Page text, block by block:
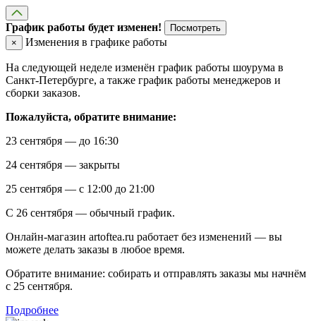
График работы будет изменен!
Посмотреть
×
Изменения в графике работы
На следующей неделе изменён график работы шоурума в
Санкт-Петербурге, а также график работы менеджеров и
сборки заказов.
Пожалуйста, обратите внимание:
23 сентября — до 16:30
24 сентября — закрыты
25 сентября — с 12:00 до 21:00
С 26 сентября — обычный график.
Онлайн-магазин artoftea.ru работает без изменений — вы
можете делать заказы в любое время.
Обратите внимание: собирать и отправлять заказы мы начнём
с 25 сентября.
Подробнее